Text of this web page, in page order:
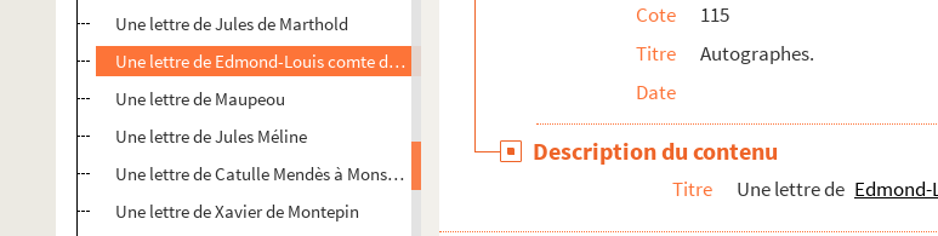
Une lettre de Jules de Marthold
Une lettre de Edmond-Louis comte de Martimprey
Une lettre de Maupeou
Une lettre de Jules Méline
Une lettre de Catulle Mendès à Monsieur Castel
Une lettre de Xavier de Montepin
Cote
115
Titre
Autographes.
Date
Description du contenu
Titre Une lettre de